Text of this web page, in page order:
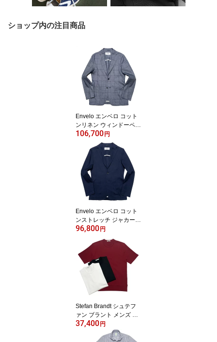
ショップ内の注目商品
Envelo エンベロ コット
ンリネン ウィンドーペー
ン シングル 2Bジャケッ
ト ブルー / メンズ イタリ
ア ビジネス カジュアル
春 夏 / 61210003 T-JACK
ET ティージャケット
106,700円
Envelo エンベロ コット
ンストレッチ ジャカード
織り シングル 2Bジャケ
タリア ビジネス カジュ
アル 春 夏 / 60110003 T-
JACKET ティージャケッ
ト
96,800円
Stefan Brandt シュテフ
ァン ブラント メンズ シ
ーアイランドコットン フ
レンチテリー スウェット
37,400円